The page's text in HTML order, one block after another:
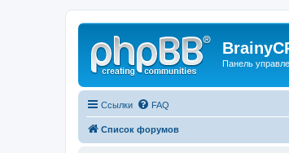
Панель
Ссылки FAQ
Список форумов